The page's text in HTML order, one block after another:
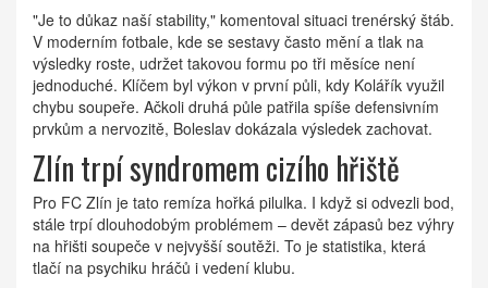
"Je to důkaz naší stability," komentoval situaci trenérský štáb.
V moderním fotbale, kde se sestavy často mění a tlak na
výsledky roste, udržet takovou formu po tři měsíce není
jednoduché. Klíčem byl výkon v první půli, kdy Kolářík využil
chybu soupeře. Ačkoli druhá půle patřila spíše defensivním
prvkům a nervozitě, Boleslav dokázala výsledek zachovat.
Zlín trpí syndromem cizího hřiště
Pro FC Zlín je tato remíza hořká pilulka. I když si odvezli bod,
stále trpí dlouhodobým problémem – devět zápasů bez výhry
na hřišti soupeče v nejvyšší soutěži. To je statistika, která
tlačí na psychiku hráčů i vedení klubu.